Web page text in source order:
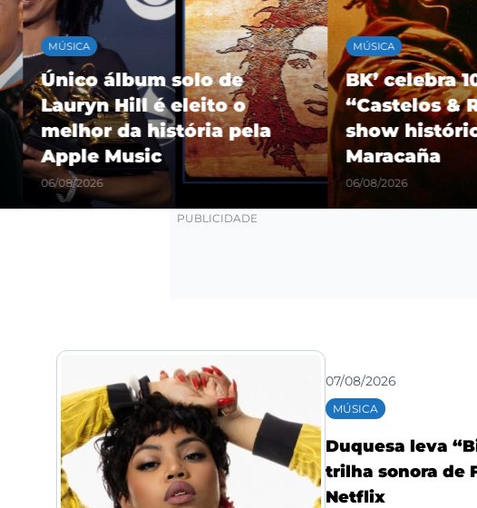
MÚSICA
Único álbum solo de
Lauryn Hill é eleito o
melhor da história pela
Apple Music
06/08/2026
MÚSICA
BK’ celebra 10
“Castelos &
show histórico
Maracaña
06/08/2026
07/08/2026
MÚSICA
Duquesa leva
trilha sonora de
Netflix